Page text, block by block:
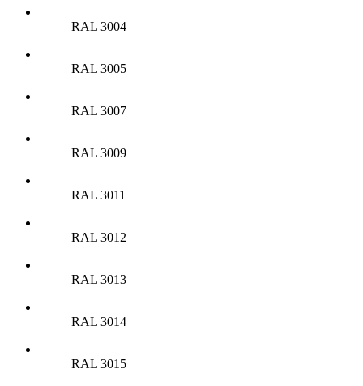
RAL 3004
RAL 3005
RAL 3007
RAL 3009
RAL 3011
RAL 3012
RAL 3013
RAL 3014
RAL 3015